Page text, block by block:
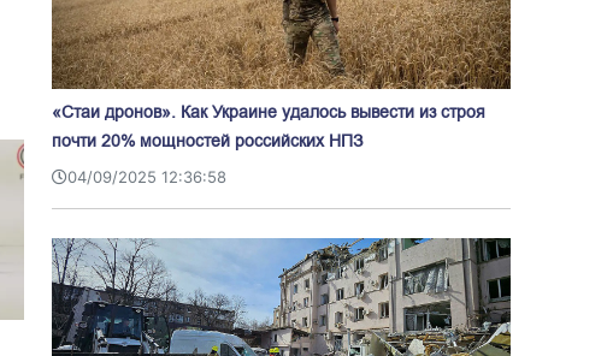
«Стаи дронов». Как Украине удалось вывести из строя
почти 20% мощностей российских НПЗ
04/09/2025 12:36:58